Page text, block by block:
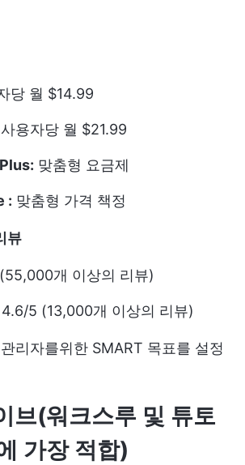
당 월 $14.99
사용자당 월 $21.99
맞춤형 요금제
: 맞춤형 가격 책정
뷰
개 이상의 리뷰)
4.6/5 (13,000개 이상의 리뷰)
관리자를위한 SMART 목표를 설정
브(워크스루 및 튜토
가장 적합)